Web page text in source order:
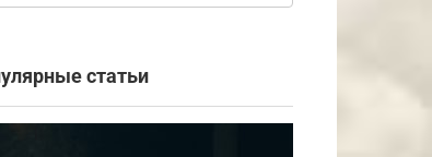
статьи